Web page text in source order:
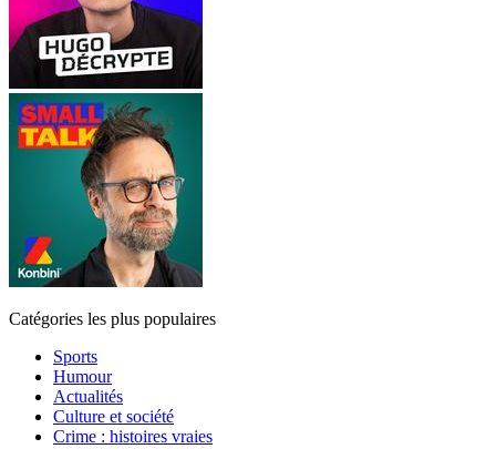
Catégories les plus populaires
Sports
Humour
Actualités
Culture et société
Crime : histoires vraies